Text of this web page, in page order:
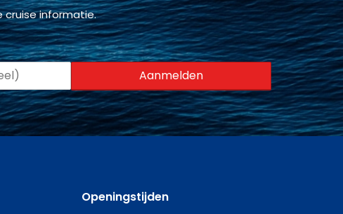
cruise informatie.
Openingstijden